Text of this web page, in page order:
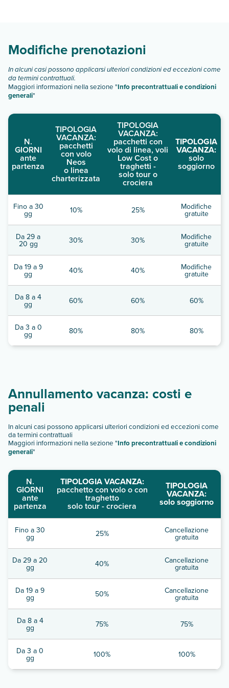
appartamento bilocale vista piscina 3 adulti
appartamento trilocale 4 persone
appartamento trilocale 5 persone
Scopri tutti i dettagli nel paragrafo dedicato "Info e
descrizione
Modifiche prenotazioni
In alcuni casi possono applicarsi ulteriori condizioni ed eccezioni come
da termini contrattuali.
Maggiori informazioni nella sezione "Info precontrattuali e condizioni
generali"
N.
GIORNI
ante
partenza
TIPOLOGIA
VACANZA:
pacchetti
con volo
Neos
o linea
charterizzata
TIPOLOGIA
VACANZA:
pacchetti con
volo di linea, voli
Low Cost o
traghetti -
solo tour o
crociera
TIPOLOGIA
VACANZA:
solo
soggiorno
Fino a 30
gg 10% 25% Modifiche
gratuite
Da 29 a
20 gg 30% 30% Modifiche
gratuite
Da 19 a 9
gg 40% 40% Modifiche
gratuite
Da 8 a 4
gg 60% 60% 60%
Da 3 a 0
gg 80% 80% 80%
Annullamento vacanza: costi e
penali
In alcuni casi possono applicarsi ulteriori condizioni ed eccezioni come
da termini contrattuali
Maggiori informazioni nella sezione "Info precontrattuali e condizioni
generali"
N.
GIORNI
ante
partenza
TIPOLOGIA VACANZA:
pacchetto con volo o con
traghetto
solo tour - crociera
TIPOLOGIA
VACANZA:
solo soggiorno
Fino a 30
gg 25% Cancellazione
gratuita
Da 29 a 20
gg 40% Cancellazione
gratuita
Da 19 a 9
gg 50% Cancellazione
gratuita
Da 8 a 4
gg 75% 75%
Da 3 a 0
gg 100% 100%